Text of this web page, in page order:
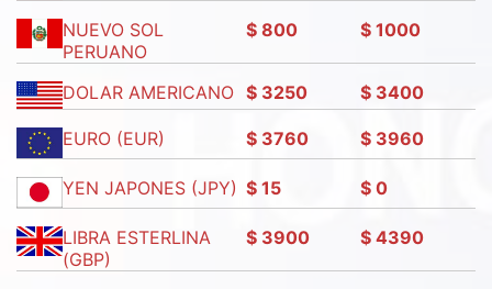
NUEVO SOL
PERUANO
$ 800 $ 1000
DOLAR AMERICANO $ 3250 $ 3400
EURO (EUR) $ 3760 $ 3960
YEN JAPONES (JPY) $ 15 $ 0
LIBRA ESTERLINA
(GBP)
$ 3900 $ 4390